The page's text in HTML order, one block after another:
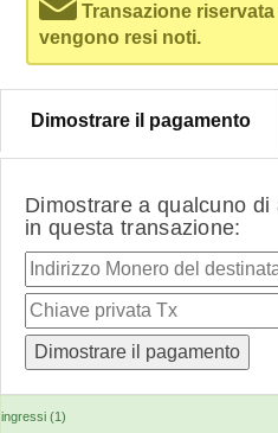
Transazione
vengono resi noti.
Dimostrare il pagamento
Dimostrare a qualcuno
in questa transazione:
ingressi (1)